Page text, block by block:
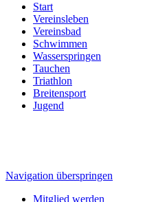
Start
Vereinsleben
Vereinsbad
Schwimmen
Wasserspringen
Tauchen
Triathlon
Breitensport
Jugend
Navigation überspringen
Mitglied werden